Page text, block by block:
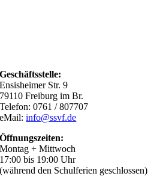
Geschäftsstelle:
Ensisheimer Str. 9
79110 Freiburg im Br.
Telefon: 0761 / 807707
eMail:info@ssvf.de
Öffnungszeiten:
Montag + Mittwoch
17:00 bis 19:00 Uhr
(während den Schulferien geschlossen)